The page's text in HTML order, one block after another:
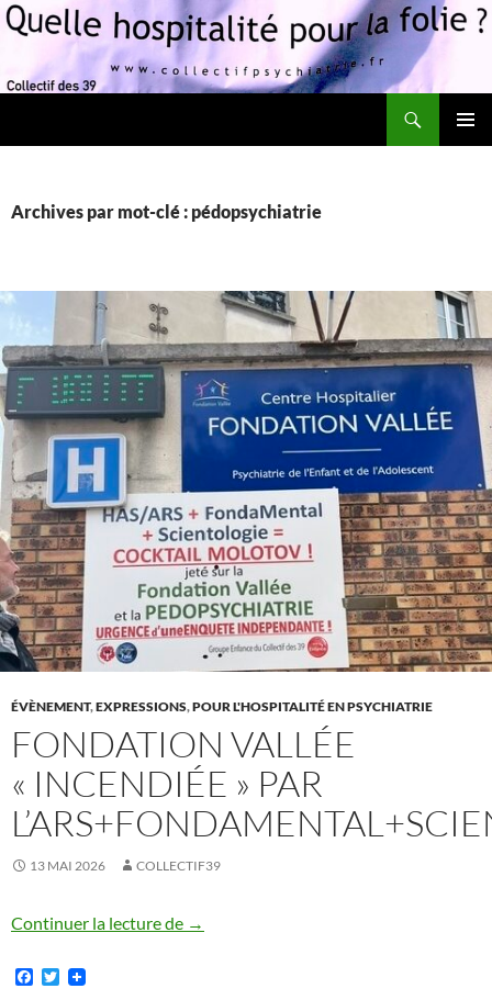
Archives par mot-clé : pédopsychiatrie
ÉVÈNEMENT,EXPRESSIONS,POUR L'HOSPITALITÉ EN PSYCHIATRIE
FONDATION VALLÉE
« INCENDIÉE » PAR
13 MAI 2026 COLLECTIF39
Continuer la lecture de Fondation Vallée « incendiée » par
→
F
T